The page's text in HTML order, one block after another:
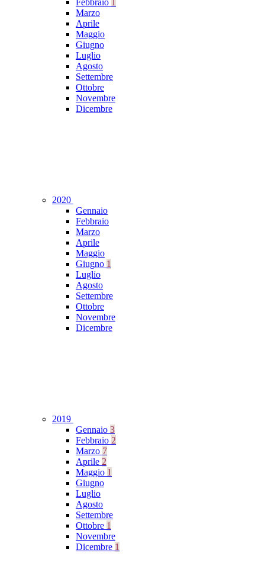
Febbraio
Marzo
Aprile
Maggio
Giugno
Luglio
Agosto
Settembre
Ottobre
Novembre
Dicembre
2020
Gennaio
Febbraio
Marzo
Aprile
Maggio
Giugno 1
Luglio
Agosto
Settembre
Ottobre
Novembre
Dicembre
2019
Gennaio 3
Febbraio 2
Marzo 7
Aprile 2
Maggio 1
Giugno
Luglio
Agosto
Settembre
Ottobre 1
Novembre
Dicembre 1